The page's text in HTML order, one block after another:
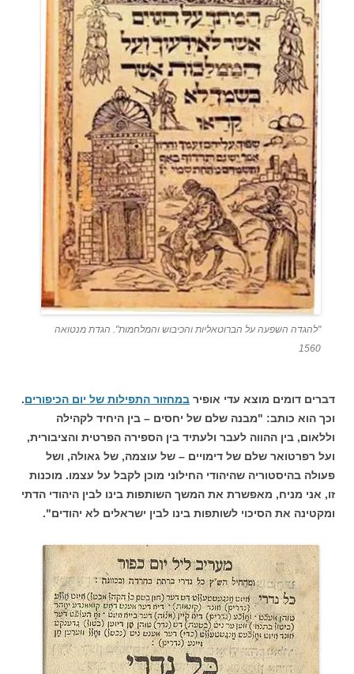
"להגדה השפעה על הברוטאליות והכיבוש והמלחמות". הגדת מנטואה
1560
דברים דומים מוצא עדי אופיר במחזור התפילות של יום הכיפורים.
וכך הוא כותב: "מבנה שלם של יחסים – בין היחיד לקהילה
וללאום, בין ההווה לעבר ולעתיד בין הספירה הפרטית והציבורית,
ועל רפרטואר שלם של דימויים – של עוצמה, של גאולה, ושל
פעולה בהיסטוריה שהיהודי החילוני מוכן לקבל על עצמו. מוכנות
זו, אני מניח, מאפשרת את המשך השותפות בינו לבין היהודי הדתי
ומקטינה את הסיכוי לשותפות בינו לבין ישראלים לא יהודים".